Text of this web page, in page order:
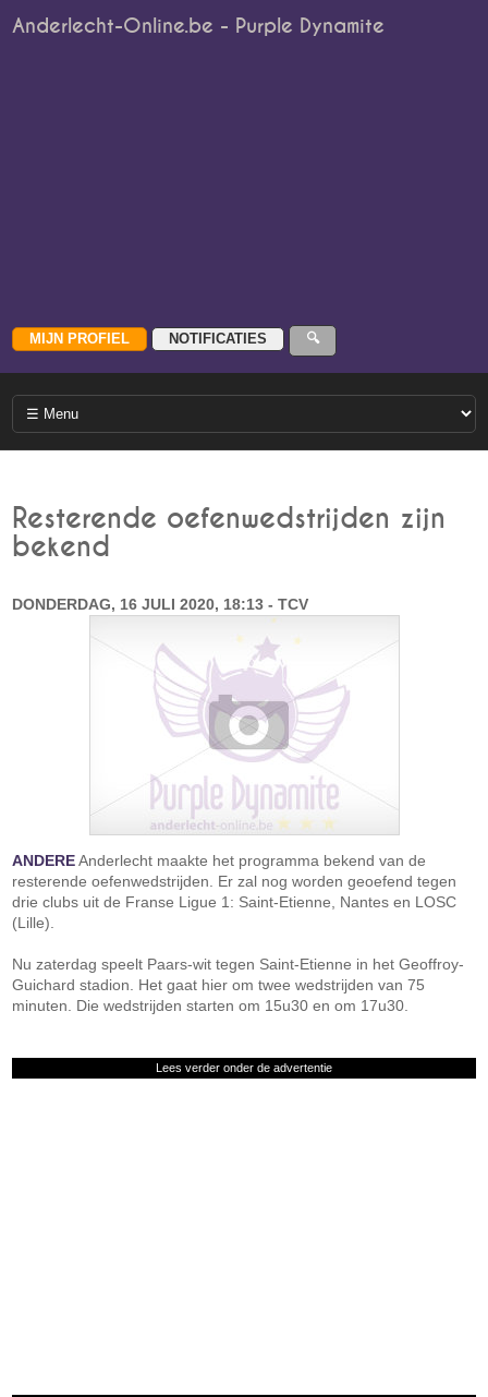
Anderlecht-Online.be - Purple Dynamite
Resterende oefenwedstrijden zijn
bekend
DONDERDAG, 16 JULI 2020, 18:13 - TCV
ANDEREAnderlecht maakte het programma bekend van de
resterende oefenwedstrijden. Er zal nog worden geoefend tegen
drie clubs uit de Franse Ligue 1: Saint-Etienne, Nantes en LOSC
(Lille).
Nu zaterdag speelt Paars-wit tegen Saint-Etienne in het Geoffroy-
Guichard stadion. Het gaat hier om twee wedstrijden van 75
minuten. Die wedstrijden starten om 15u30 en om 17u30.
Lees verder onder de advertentie